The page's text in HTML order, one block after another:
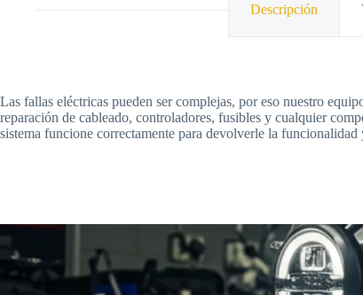
Descripción
Las fallas eléctricas pueden ser complejas, por eso nuestro
reparación de cableado, controladores, fusibles y cualquier
sistema funcione correctamente para devolverle la funcionalidad